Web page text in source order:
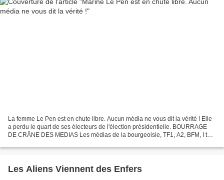
La femme Le Pen est en chute libre. Aucun média ne vous dit la vérité ! Elle
a perdu le quart de ses électeurs de l'élection présidentielle. BOURRAGE
DE CRÂNE DES MEDIAS Les médias de la bourgeoisie, TF1, A2, BFM, I télé
Les Aliens Viennent des Enfers